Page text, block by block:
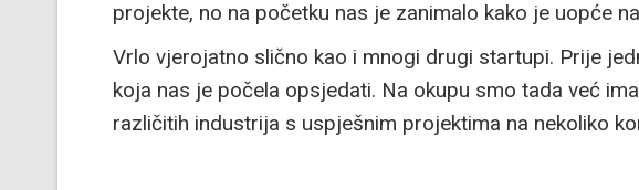
projekte, no na početku nas je zanimalo kako je uopće
Vrlo vjerojatno slično kao i mnogi drugi startupi. Prije
koja nas je počela opsjedati. Na okupu smo tada već
različitih industrija s uspješnim projektima na nekoliko